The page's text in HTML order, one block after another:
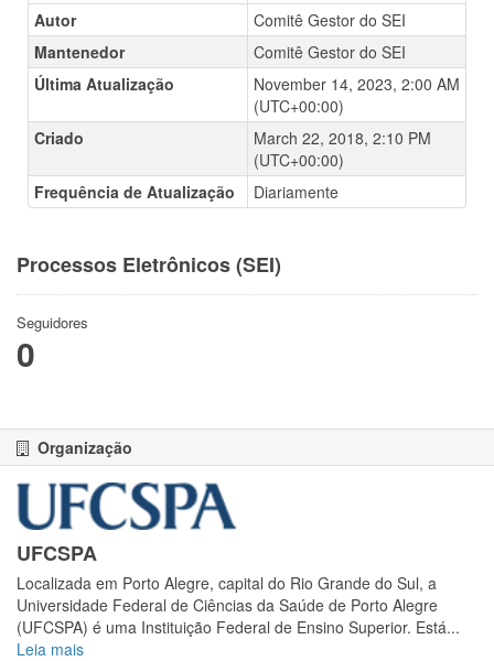
Autor
Comitê Gestor do SEI
Mantenedor
Comitê Gestor do SEI
Última Atualização
November 14, 2023, 2:00 AM
(UTC+00:00)
Criado
March 22, 2018, 2:10 PM
(UTC+00:00)
Frequência de Atualização
Diariamente
Processos Eletrônicos (SEI)
Seguidores
0
Organização
UFCSPA
Localizada em Porto Alegre, capital do Rio Grande do Sul, a
Universidade Federal de Ciências da Saúde de Porto Alegre
(UFCSPA) é uma Instituição Federal de Ensino Superior. Está...
Leia mais